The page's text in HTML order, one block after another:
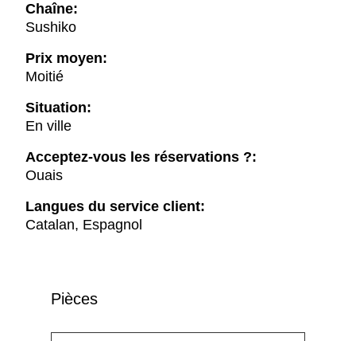
Chaîne:
Sushiko
Prix moyen:
Moitié
Situation:
En ville
Acceptez-vous les réservations ?:
Ouais
Langues du service client:
Catalan, Espagnol
Pièces